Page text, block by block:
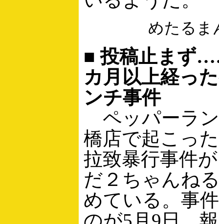
めたるま
■ 投稿止まず
カ月以上経っ
ンチ事件
ペッパーラ
橋店で起こっ
拉致暴行事件
だ２ちゃんね
めている。事